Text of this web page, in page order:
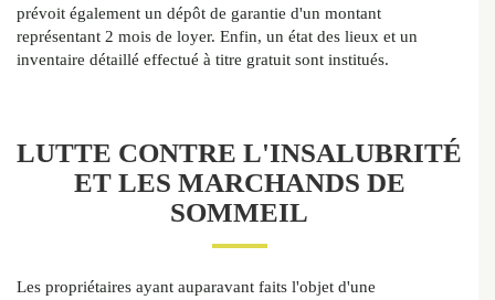
prévoit également un dépôt de garantie d'un montant
représentant 2 mois de loyer. Enfin, un état des lieux et un
inventaire détaillé effectué à titre gratuit sont institués.
LUTTE CONTRE L'INSALUBRITÉ
ET LES MARCHANDS DE
SOMMEIL
Les propriétaires ayant auparavant faits l'objet d'une